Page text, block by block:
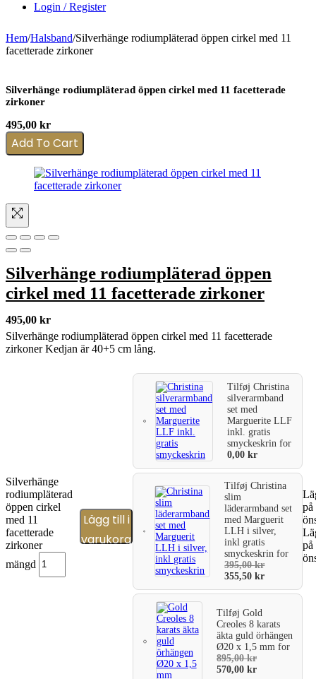
Login / Register
Hem/Halsband/Silverhänge rodiumpläterad öppen cirkel med 11
facetterade zirkoner
Silverhänge rodiumpläterad öppen cirkel med 11 facetterade
zirkoner
495,00 kr
Add To Cart
Silverhänge rodiumpläterad öppen
cirkel med 11 facetterade zirkoner
495,00 kr
Silverhänge rodiumpläterad öppen cirkel med 11 facetterade
zirkoner Kedjan är 40+5 cm lång.
Silverhänge
rodiumpläterad
öppen cirkel
med 11
facetterade
zirkoner
mängd
Lägg till i
varukorg
TilføjChristina
silverarmband
set med
Marguerite LLF
inkl. gratis
smyckeskrinfor
0,00kr
TilføjChristina
slim
läderarmband set
med Marguerit
LLH i silver,
inkl gratis
smyckeskrinfor
395,00kr
355,50kr
TilføjGold
Creoles 8 karats
äkta guld örhängen
Ø20 x 1,5 mmfor
895,00kr
570,00kr
på
på